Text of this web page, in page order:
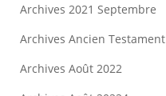
Archives 2021 Septembre
Archives Ancien Testament
Archives Août 2022